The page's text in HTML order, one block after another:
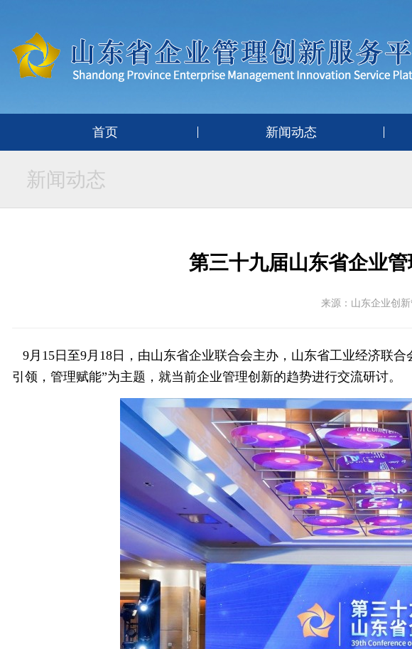
首页 新闻动态
新闻动态
第三十九届山东省企业
来源：山东企业创
9月15日至9月18日，由山东省企业联合会主办，山东省工业经济联
引领，管理赋能”为主题，就当前企业管理创新的趋势进行交流研讨。